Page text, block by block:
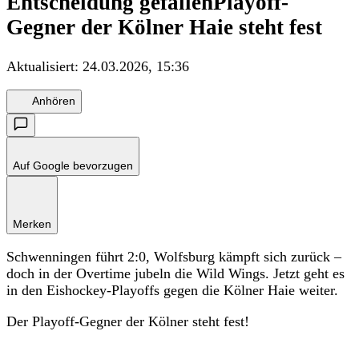
Gegner der Kölner Haie steht fest
Aktualisiert: 24.03.2026, 15:36
Anhören
Auf Google bevorzugen
Merken
Schwenningen führt 2:0, Wolfsburg kämpft sich zurück –
doch in der Overtime jubeln die Wild Wings. Jetzt geht es
in den Eishockey-Playoffs gegen die Kölner Haie weiter.
Der Playoff-Gegner der Kölner steht fest!